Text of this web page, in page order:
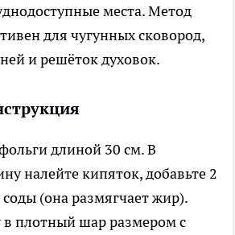
места. Метод
для чугунных сковород,
и решёток духовок.
длиной 30 см. В
налейте кипяток, добавьте 2
(она размягчает жир).
плотный шар размером с